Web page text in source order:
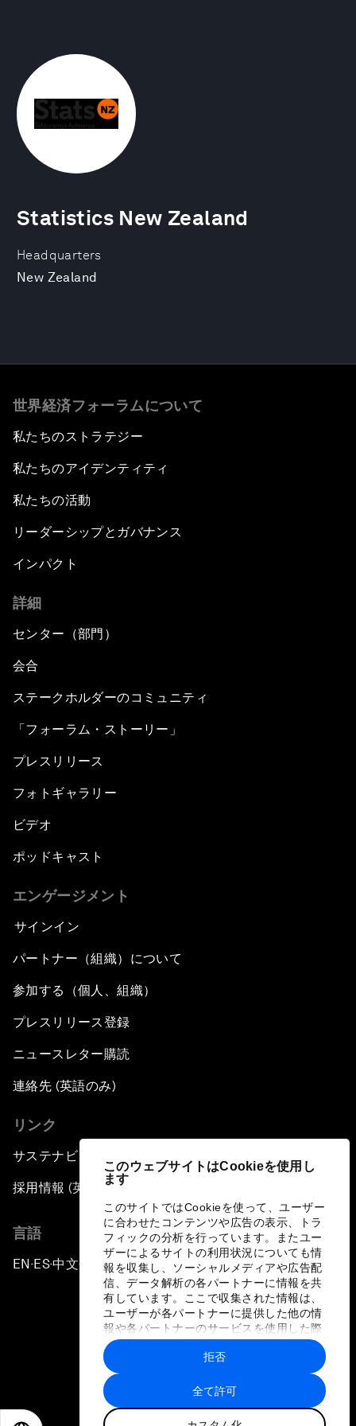
このウェブサイトはCookieを使用し
ます
このサイトではCookieを使って、ユーザー
に合わせたコンテンツや広告の表示、トラ
フィックの分析を行っています。またユー
ザーによるサイトの利用状況についても情
報を収集し、ソーシャルメディアや広告配
信、データ解析の各パートナーに情報を共
有しています。ここで収集された情報は、
ユーザーが各パートナーに提供した他の情
報や各パートナーのサービスを使用した際
に収集された情報と組み合わされ、各パー
トナーによって使用されることがありま
す。
全て許可
拒否
Headquarters
New Zealand
Statistics New Zealand
世界経済フォーラムについて
私たちのストラテジー
私たちのアイデンティティ
私たちの活動
リーダーシップとガバナンス
インパクト
詳細
センター（部門）
会合
ステークホルダーのコミュニティ
「フォーラム・ストーリー」
プレスリリース
フォトギャラリー
ビデオ
ポッドキャスト
エンゲージメント
サインイン
パートナー（組織）について
参加する（個人、組織）
プレスリリース登録
ニュースレター購読
連絡先 (英語のみ)
リンク
サステナビリティへの取り組み
採用情報 (英語のみ)
言語
EN ▪ES▪中文▪ 日本語
プライバシーポリシーと利用規約
サイトマップ